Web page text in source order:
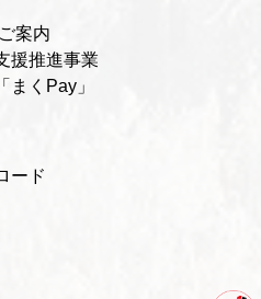
案内
援推進事業
まくPay」
ード